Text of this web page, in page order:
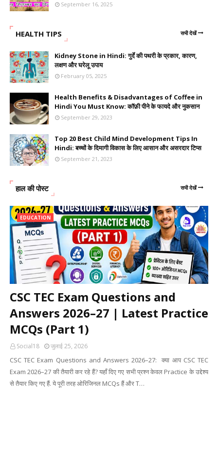
September 16, 2025
HEALTH TIPS सभी देखें
Kidney Stone in Hindi: गुर्दे की पथरी के प्रकार, कारण,
लक्षण और घरेलू उपाय
February 05, 2025
Health Benefits & Disadvantages of Coffee in
Hindi You Must Know: कॉफ़ी पीने के फायदे और नुकसान
September 29, 2023
Top 20 Best Child Mind Development Tips In
Hindi: बच्चों के दिमागी विकास के लिए आसान और असरदार टिप्स
September 21, 2023
हाल की पोस्ट सभी देखें
EDUCATION
CSC TEC Exam Questions and
Answers 2026–27 | Latest Practice
MCQs (Part 1)
Social18 जुलाई 25, 2026
CSC TEC Exam Questions and Answers 2026–27: क्या आप CSC TEC
Exam 2026–27 की तैयारी कर रहे हैं? यहाँ दिए गए सभी प्रश्न केवल Practice के उद्देश्य
से तैयार किए गए हैं. ये पूरी तरह ओरिजिनल MCQs हैं और T…